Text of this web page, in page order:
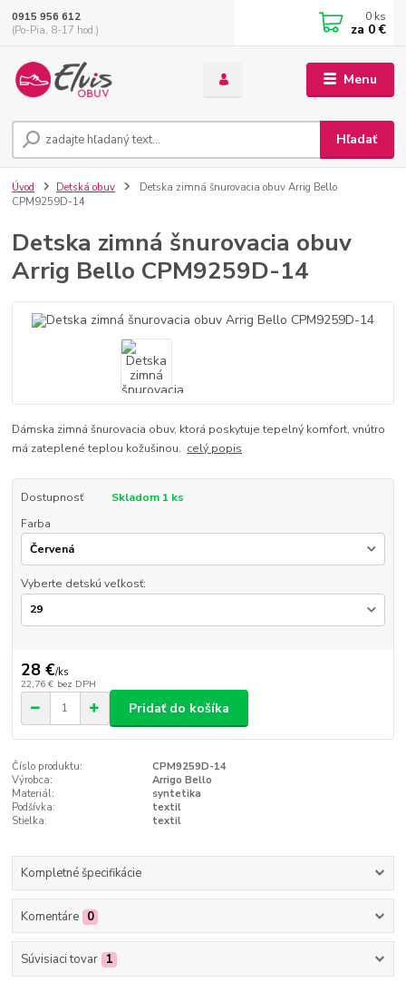
Menu
Hľadať
0915 956 612
(Po-Pia, 8-17 hod.)
0 ks
za 0 €
Úvod Detská obuv
Detska zimná šnurovacia obuv Arrig Bello
CPM9259D-14
Detska zimná šnurovacia obuv
Arrig Bello CPM9259D-14
Dámska zimná šnurovacia obuv, ktorá poskytuje tepelný komfort, vnútro
má zateplené teplou kožušinou. celý popis
Dostupnosť
Skladom 1 ks
Farba
Vyberte detskú veľkosť:
28 €/ks
22,76 € bez DPH
Pridať do košíka
Číslo produktu:
CPM9259D-14
Výrobca:
Arrigo Bello
Materiál:
syntetika
Podšívka:
textil
Stielka:
textil
Kompletné špecifikácie
Komentáre 0
Súvisiaci tovar 1